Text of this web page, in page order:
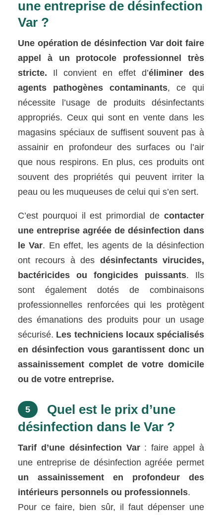
une entreprise de désinfection
Var ?
Une opération de désinfection Var doit faire
appel à un protocole professionnel très
stricte. Il convient en effet d’éliminer des
agents pathogènes contaminants, ce qui
nécessite l’usage de produits désinfectants
appropriés. Ceux qui sont en vente dans les
magasins spéciaux de suffisent souvent pas à
assainir en profondeur des surfaces ou l’air
que nous respirons. En plus, ces produits ont
souvent des propriétés qui peuvent irriter la
peau ou les muqueuses de celui qui s’en sert.
C’est pourquoi il est primordial de contacter
une entreprise agréée de désinfection dans
le Var. En effet, les agents de la désinfection
ont recours à des désinfectants virucides,
bactéricides ou fongicides puissants. Ils
sont également dotés de combinaisons
professionnelles renforcées qui les protègent
des émanations des produits pour un usage
sécurisé. Les techniciens locaux spécialisés
en désinfection vous garantissent donc un
assainissement complet de votre domicile
ou de votre entreprise.
5
Quel est le prix d’une
désinfection dans le Var ?
Tarif d’une désinfection Var: faire appel à
une entreprise de désinfection agréée permet
un assainissement en profondeur des
intérieurs personnels ou professionnels.
Pour ce faire, bien sûr, il faut dépenser une